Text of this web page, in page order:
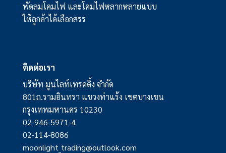
พัดลมโคมไฟ และโคมไฟหลากหลายแบบ
ให้ลูกค้าได้เลือกสรร
ติดต่อเรา
บริษัท มูนไลท์เทรดดิ้ง จำกัด
801ถ.รามอินทรา แขวงท่าแร้ง เขตบางเขน
กรุงเทพมหานคร 10230
02-946-5971-4
02-114-8086
moonlight_trading@outlook.com